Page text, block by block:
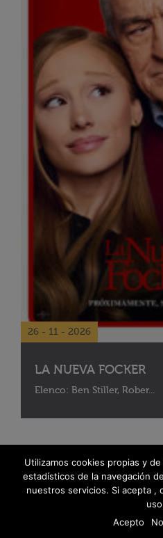
26 - 11 - 2026
LA NUEVA FOCKER
Elenco: Ben Stiller, Rober...
Utilizamos cookies propias y
estadísticos de la navegación
nuestros servicios. Si acepta ,
Acepto